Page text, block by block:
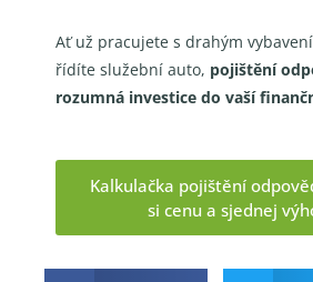
Ať už pracujete s drahým
řídíte služební auto, pojištění
rozumná investice do vaší
Kalkulačka pojištění
si cenu a sjednej